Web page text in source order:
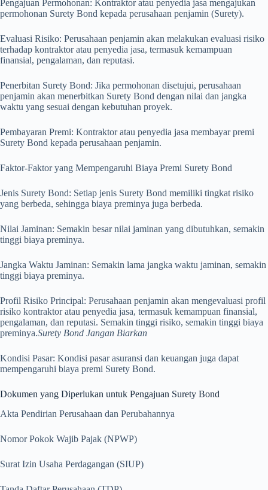
Pengajuan Permohonan: Kontraktor atau penyedia jasa mengajukan
permohonan Surety Bond kepada perusahaan penjamin (Surety).
Evaluasi Risiko: Perusahaan penjamin akan melakukan evaluasi risiko
terhadap kontraktor atau penyedia jasa, termasuk kemampuan
finansial, pengalaman, dan reputasi.
Penerbitan Surety Bond: Jika permohonan disetujui, perusahaan
penjamin akan menerbitkan Surety Bond dengan nilai dan jangka
waktu yang sesuai dengan kebutuhan proyek.
Pembayaran Premi: Kontraktor atau penyedia jasa membayar premi
Surety Bond kepada perusahaan penjamin.
Faktor-Faktor yang Mempengaruhi Biaya Premi Surety Bond
Jenis Surety Bond: Setiap jenis Surety Bond memiliki tingkat risiko
yang berbeda, sehingga biaya preminya juga berbeda.
Nilai Jaminan: Semakin besar nilai jaminan yang dibutuhkan, semakin
tinggi biaya preminya.
Jangka Waktu Jaminan: Semakin lama jangka waktu jaminan, semakin
tinggi biaya preminya.
Profil Risiko Principal: Perusahaan penjamin akan mengevaluasi profil
risiko kontraktor atau penyedia jasa, termasuk kemampuan finansial,
pengalaman, dan reputasi. Semakin tinggi risiko, semakin tinggi biaya
preminya.Surety Bond Jangan Biarkan
Kondisi Pasar: Kondisi pasar asuransi dan keuangan juga dapat
mempengaruhi biaya premi Surety Bond.
Dokumen yang Diperlukan untuk Pengajuan Surety Bond
Akta Pendirian Perusahaan dan Perubahannya
Nomor Pokok Wajib Pajak (NPWP)
Surat Izin Usaha Perdagangan (SIUP)